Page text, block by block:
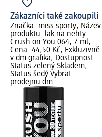
Zákazníci také zakoupili
Značka: miss sporty; Název
produktu: lak na nehty
Crush on You 064, 7 ml;
Cena: 44,50 Kč; Exkluzivně
v dm grafika; Dostupnost:
Status zelený Skladem,
Status šedý Vybrat
prodejnu dm